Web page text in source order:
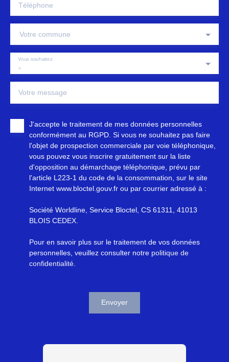
Téléphone
Votre commune
-
Vous souhaitez
Votre message
J'accepte le traitement de mes données personnelles
conformément au RGPD. Si vous ne souhaitez pas faire
l'objet de prospection commerciale par voie téléphonique,
vous pouvez vous inscrire gratuitement sur la liste
d'opposition au démarchage téléphonique, prévu par
l'article L223-1 du code de la consommation, sur le site
Internet www.bloctel.gouv.fr ou par courrier adressé à :
Société Worldline, Service Bloctel, CS 61311, 41013
BLOIS CEDEX.
Pour en savoir plus sur le traitement de vos données
personnelles, veuillez consulter notre politique de
confidentialité
Envoyer